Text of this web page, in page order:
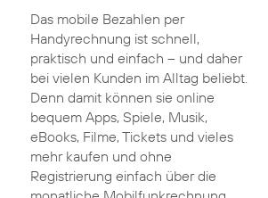
Das mobile Bezahlen per
Handyrechnung ist schnell,
praktisch und einfach – und daher
bei vielen Kunden im Alltag beliebt.
Denn damit können sie online
bequem Apps, Spiele, Musik,
eBooks, Filme, Tickets und vieles
mehr kaufen und ohne
Registrierung einfach über die